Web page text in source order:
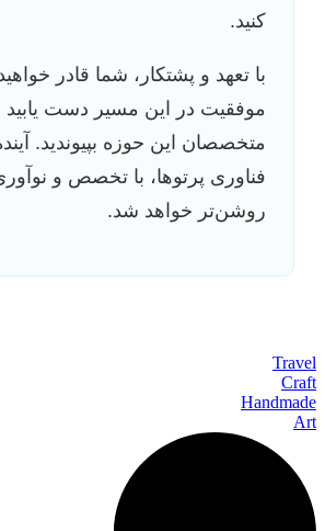
کنید.
با تعهد و پشتکار، شما قادر
موفقیت در این مسیر دست یابید
متخصصان این حوزه بپیوندید.
فناوری پرتوها، با تخصص و
روشن‌تر خواهد شد.
Travel
Craft
Handmade
Art